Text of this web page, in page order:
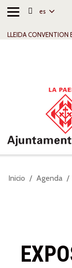
Alternar
es
LLEIDA CONVENTION
Usted
Inicio Agenda